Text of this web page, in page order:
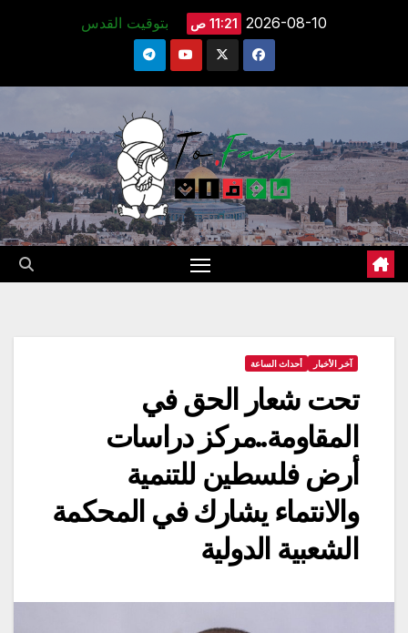
2026-08-10 11:21 ص بتوقيت القدس
آخر الأخبار أحداث الساعة
تحت شعار الحق في
المقاومة..مركز دراسات
أرض فلسطين للتنمية
والانتماء يشارك في المحكمة
الشعبية الدولية